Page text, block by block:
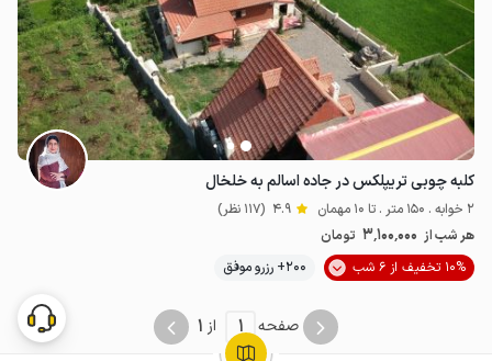
کلبه چوبی تریپلکس در جاده اسالم به خلخال
2 خوابه . 150 متر . تا 10 مهمان 4.9 (117 نظر)
هر شب از 3٬100٬000 تومان
10% تخفیف از 6 شب
200+ رزرو موفق
صفحه 1 از 1